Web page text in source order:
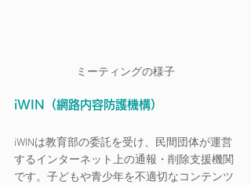
ミーティングの様子
iWIN（網路内容防護機構）
iWINは教育部の委託を受け、民間団体が運営
するインターネット上の通報・削除支援機関
です。子どもや青少年を不適切なコンテンツ